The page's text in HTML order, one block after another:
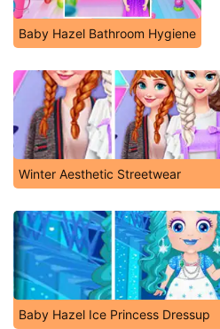
Baby Hazel Bathroom Hygiene
Winter Aesthetic Streetwear
Baby Hazel Ice Princess Dressup